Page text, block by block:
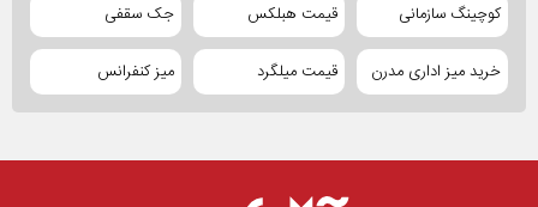
کوچینگ سازمانی قیمت هبلکس جک سقفی
خرید میز اداری مدرن قیمت میلگرد میز کنفرانس